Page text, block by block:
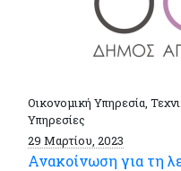
Οικονομική Υπηρεσία,
Υπηρεσίες
29 Μαρτίου, 2023
Ανακοίνωση για τη